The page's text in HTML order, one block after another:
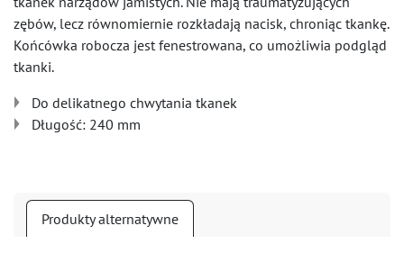
zębów, lecz równomiernie rozkładają nacisk, chroniąc tkankę.
Końcówka robocza jest fenestrowana, co umożliwia podgląd
tkanki.
Do delikatnego chwytania tkanek
Długość: 240 mm
Produkty alternatywne